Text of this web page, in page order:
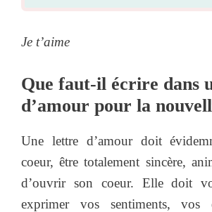
Je t’aime
Que faut-il écrire dans
d’amour pour la
Une lettre d’amour doit
coeur, être totalement sincère,
d’ouvrir son coeur. Elle doit
exprimer vos sentiments, vos